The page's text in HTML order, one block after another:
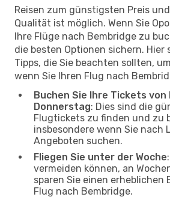
Reisen zum günstigsten Preis
Qualität ist möglich. Wenn Sie
Ihre Flüge nach Bembridge zu
die besten Optionen sichern. Hier
Tipps, die Sie beachten sollten,
wenn Sie Ihren Flug nach
Buchen Sie Ihre Tickets von
Donnerstag: Dies sind die
Flugtickets zu finden und zu
insbesondere wenn Sie nach
Angeboten suchen.
Fliegen Sie unter der Woche
vermeiden können, an
sparen Sie einen erheblichen
Flug nach Bembridge.